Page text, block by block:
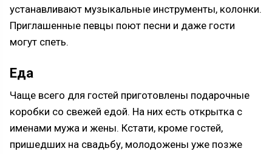
устанавливают музыкальные инструменты, колонки.
Приглашенные певцы поют песни и даже гости
могут спеть.
Еда
Чаще всего для гостей приготовлены подарочные
коробки со свежей едой. На них есть открытка с
именами мужа и жены. Кстати, кроме гостей,
пришедших на свадьбу, молодожены уже позже